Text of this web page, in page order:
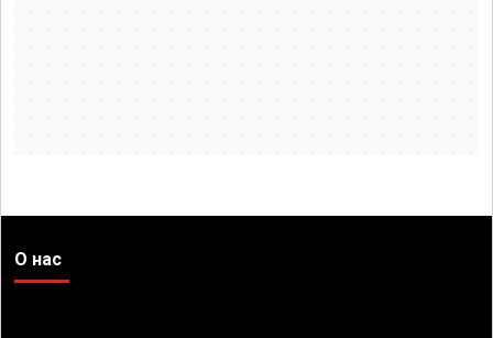
О нас